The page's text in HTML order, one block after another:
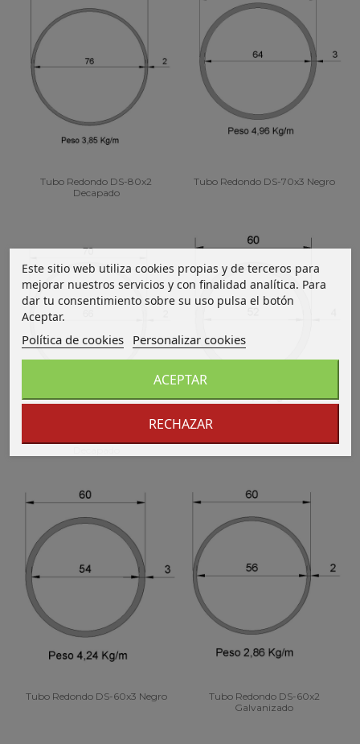
Tubo Redondo DS-80x2
Decapado
Tubo Redondo DS-70x3 Negro
Tubo Redondo DS-60x3 Negro
Tubo Redondo DS-60x2
Galvanizado
Este sitio web utiliza cookies propias y de terceros para
mejorar nuestros servicios y con finalidad analítica. Para
dar tu consentimiento sobre su uso pulsa el botón
Aceptar.
Política de cookies Personalizar cookies
RECHAZAR
ACEPTAR